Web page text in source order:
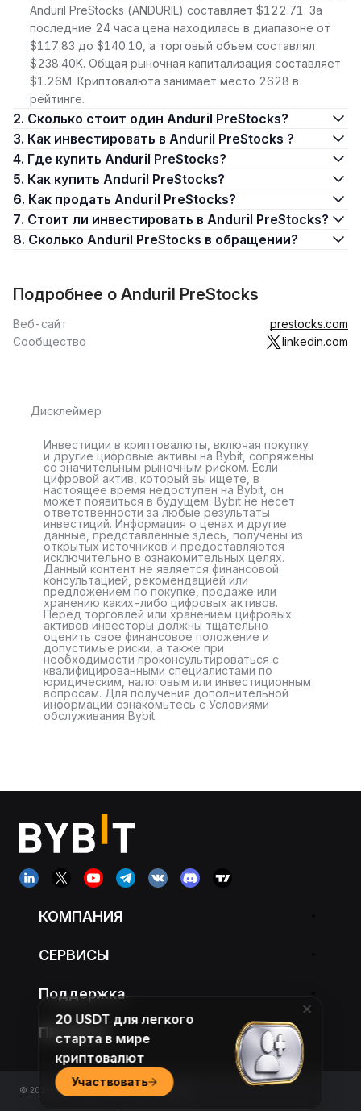
Anduril PreStocks (ANDURIL) составляет $122.71. За
последние 24 часа цена находилась в диапазоне от
$117.83 до $140.10, а торговый объем составлял
$238.40K. Общая рыночная капитализация составляет
$1.26M. Криптовалюта занимает место 2628 в
рейтинге.
2. Сколько стоит один Anduril PreStocks?
3. Как инвестировать в Anduril PreStocks ?
4. Где купить Anduril PreStocks?
5. Как купить Anduril PreStocks?
6. Как продать Anduril PreStocks?
7. Стоит ли инвестировать в Anduril PreStocks?
8. Сколько Anduril PreStocks в обращении?
Подробнее о Anduril PreStocks
Веб-сайт
prestocks.com
Сообщество
linkedin.com
Дисклеймер
Инвестиции в криптовалюты, включая покупку
и другие цифровые активы на Bybit, сопряжены
со значительным рыночным риском. Если
цифровой актив, который вы ищете, в
настоящее время недоступен на Bybit, он
может появиться в будущем. Bybit не несет
ответственности за любые результаты
инвестиций. Информация о ценах и другие
данные, представленные здесь, получены из
открытых источников и предоставляются
исключительно в ознакомительных целях.
Данный контент не является финансовой
консультацией, рекомендацией или
предложением по покупке, продаже или
хранению каких-либо цифровых активов.
Перед торговлей или хранением цифровых
активов инвесторы должны тщательно
оценить свое финансовое положение и
допустимые риски, а также при
необходимости проконсультироваться с
квалифицированными специалистами по
юридическим, налоговым или инвестиционным
вопросам. Для получения дополнительной
информации ознакомьтесь с Условиями
обслуживания Bybit.
КОМПАНИЯ
СЕРВИСЫ
Поддержка
ПРОДУКТ
© 2018-2026 Bybit.com. All rights reserved.
20 USDT для легкого
старта в мире
криптовалют
Участвовать